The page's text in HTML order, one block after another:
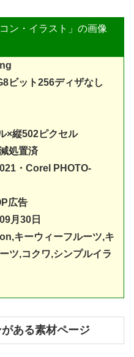
ン・イラスト」の画像
ビット256ディザなし
×縦502ピクセル
処置済
21・Corel PHOTO-
広告
月30日
キーウィーフルーツ,キ
ツ,コクワ,シンプルイラ
ある素材ページ